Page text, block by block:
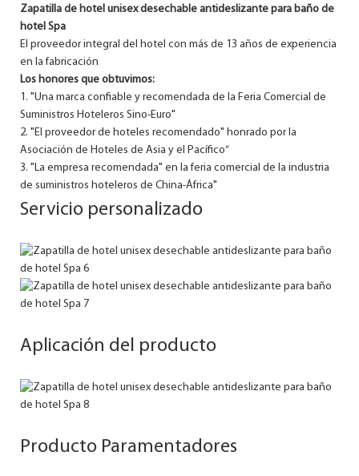
Zapatilla de hotel unisex desechable antideslizante para baño de
hotel Spa
El proveedor integral del hotel con más de 13 años de experiencia
en la fabricación
Los honores que obtuvimos:
1. "Una marca confiable y recomendada de la Feria Comercial de
Suministros Hoteleros Sino-Euro"
2. "El proveedor de hoteles recomendado" honrado por la
Asociación de Hoteles de Asia y el Pacífico“
3. "La empresa recomendada" en la feria comercial de la industria
de suministros hoteleros de China-África"
Servicio personalizado
Aplicación del producto
Producto Paramentadores